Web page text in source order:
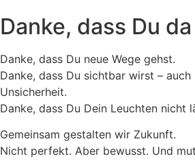
Danke, dass Du
Danke, dass Du neue Wege gehst.
Danke, dass Du sichtbar wirst –
Unsicherheit.
Danke, dass Du Dein Leuchten nicht
Gemeinsam gestalten wir Zukunft.
Nicht perfekt. Aber bewusst. Und